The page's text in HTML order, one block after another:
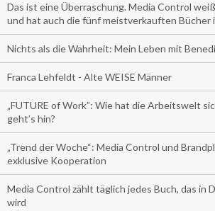
Das ist eine Überraschung. Media Control
und hat auch die fünf meistverkauften Bücher
Nichts als die Wahrheit: Mein Leben mit
Franca Lehfeldt - Alte WEISE Männer
„FUTURE of Work”: Wie hat die Arbeitswelt
geht’s hin?
„Trend der Woche“: Media Control und
exklusive Kooperation
Media Control zählt täglich jedes Buch, das in
wird